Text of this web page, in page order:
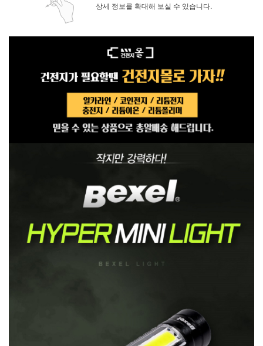
상세 정보를 확대해 보실 수 있습니다.